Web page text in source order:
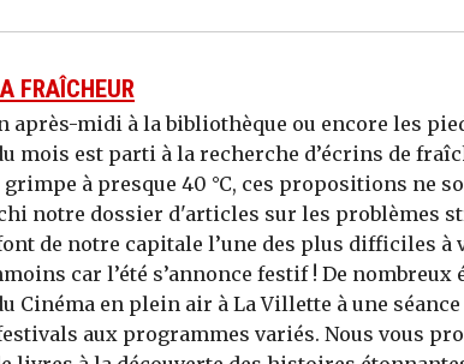
FRAÎCHEUR
après-midi à la bibliothèque ou encore les
mois est parti à la recherche d’écrins de
à presque 40 °C, ces propositions ne
notre dossier d'articles sur les problèmes
de notre capitale l’une des plus difficiles à
car l’été s’annonce festif ! De nombreux
Cinéma en plein air à La Villette à une
aux programmes variés. Nous vous